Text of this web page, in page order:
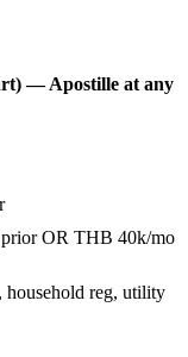
— Apostille at any
OR THB 40k/mo
household reg, utility